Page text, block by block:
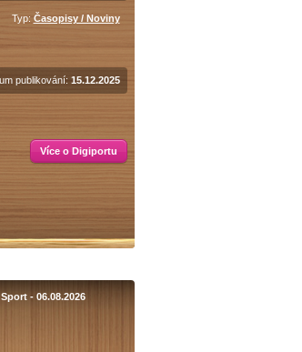
Typ: Časopisy / Noviny
publikování: 15.12.2025
Více o Digiportu
Sport - 06.08.2026